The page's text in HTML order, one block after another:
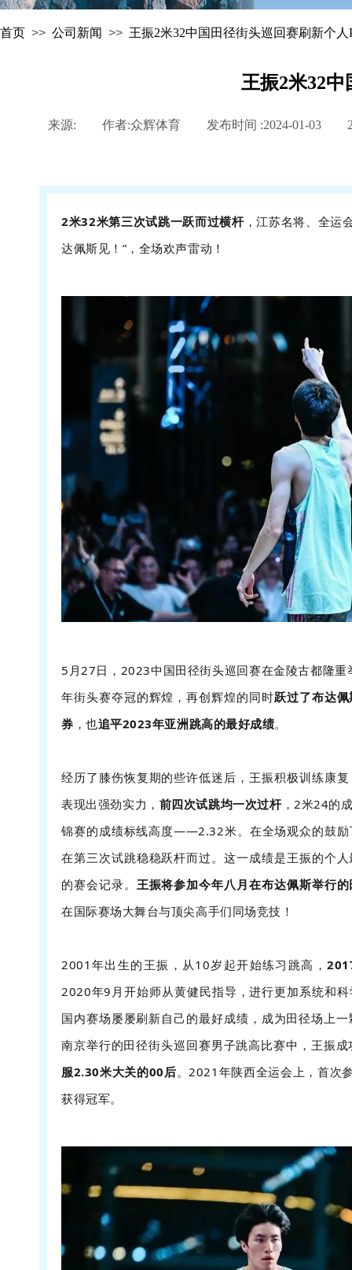
首页 >> 公司新闻 >> 王振2米32中国田径街头巡回赛刷新个
王振2米32
来源: 作者:众辉体育 发布时间 :2024-01-03
2米32米第三次试跳一跃而过横杆，江苏名将、全运
达佩斯见！”，全场欢声雷动！
5月27日，2023中国田径街头巡回赛在金陵古都隆
年街头赛夺冠的辉煌，再创辉煌的同时跃过了布达
券 ，也追平2023年亚洲跳高的最好成绩。
经历了膝伤恢复期的些许低迷后，王振积极训练康
表现出强劲实力， 前四次试跳均一次过杆，2米24的
锦赛的成绩标线高度——2.32米。在全场观众的鼓励
在第三次试跳稳稳跃杆而过。这一成绩是王振的个
的赛会记录。 王振将参加今年八月在布达佩斯举行
在国际赛场大舞台与顶尖高手们同场竞技！
2001年出生的王振，从10岁起开始练习跳高，
2020年9月开始师从黄健民指导，进行更加系统和
国内赛场屡屡刷新自己的最好成绩，成为田径场上
南京举行的田径街头巡回赛男子跳高比赛中，王振
服2.30米大关的00后。2021年陕西全运会上，首次
获得冠军。